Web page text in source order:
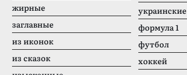
жирные
заглавные
из иконок
из сказок
украинские
формула 1
футбол
хоккей